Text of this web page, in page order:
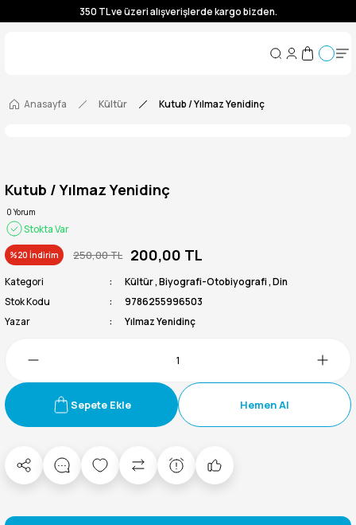
350 TL ve üzeri alışverişlerde kargo bizden.
350 TL ve üzeri alışverişlerde kargo bizden.
Anasayfa
Kültür Kutub / Yılmaz Yenidinç
Kutub / Yılmaz Yenidinç
0 Yorum
Stokta Var
%20 İndirim 250,00 TL 200,00 TL
Kategori Kültür,Biyografi-Otobiyografi,Din
Stok Kodu
9786255996503
Yazar
Yılmaz Yenidinç
Sepete Ekle Hemen Al